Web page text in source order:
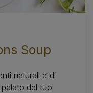
Soup
naturali e di
del tuo